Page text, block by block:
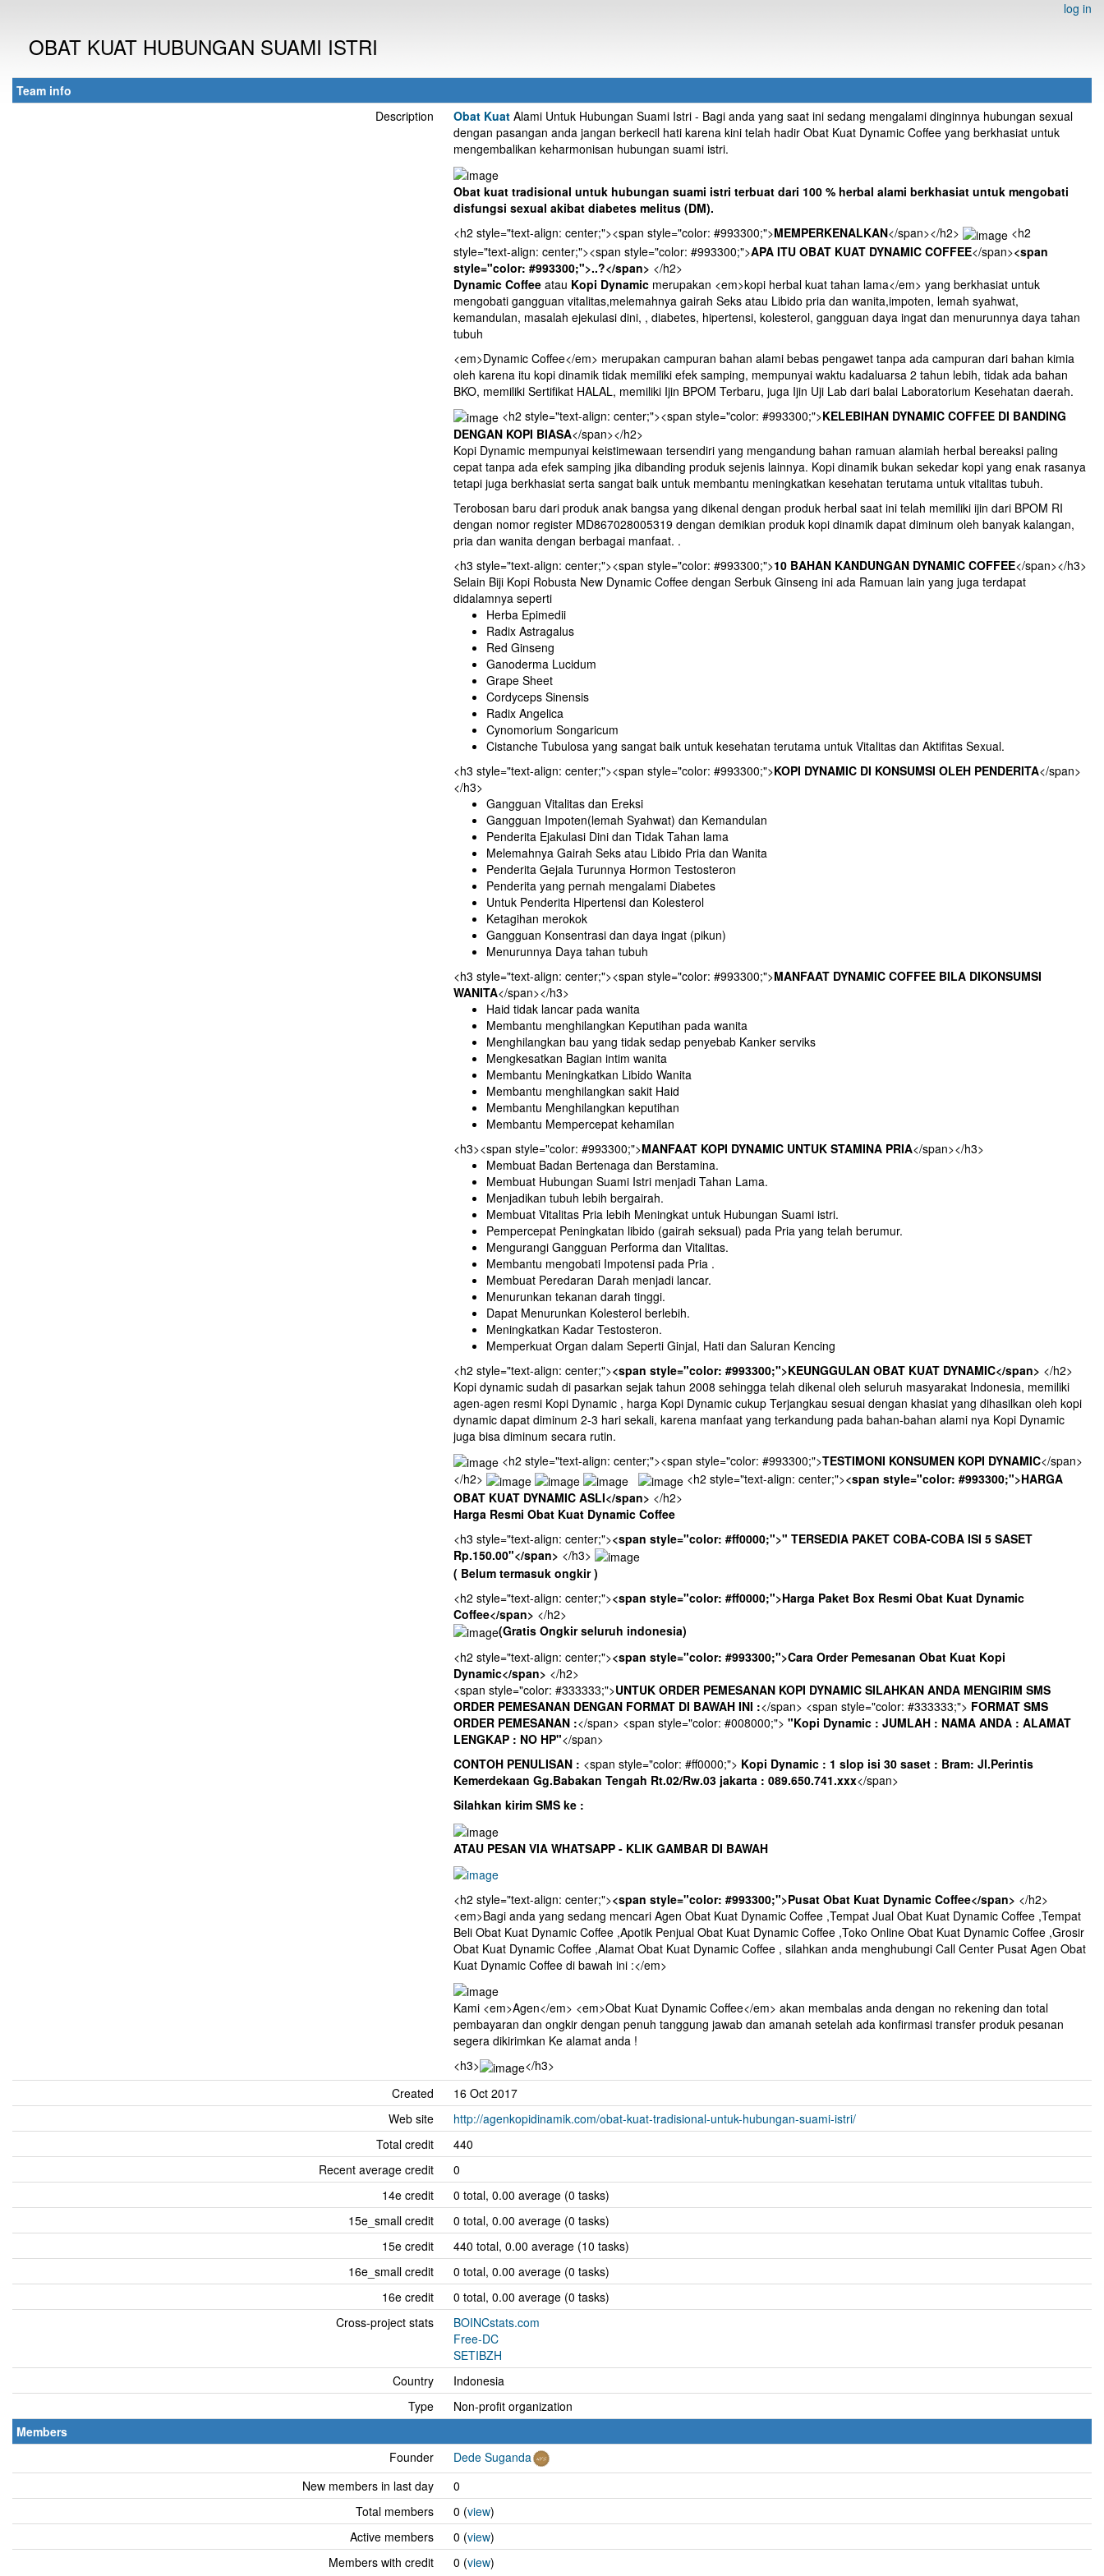
log in
OBAT KUAT HUBUNGAN SUAMI ISTRI
Team info
Description
Obat Kuat Alami Untuk Hubungan Suami Istri - Bagi anda yang saat ini sedang mengalami dinginnya hubungan sexual
dengan pasangan anda jangan berkecil hati karena kini telah hadir Obat Kuat Dynamic Coffee yang berkhasiat untuk
mengembalikan keharmonisan hubungan suami istri.
Obat kuat tradisional untuk hubungan suami istri terbuat dari 100 % herbal alami berkhasiat untuk mengobati
disfungsi sexual akibat diabetes melitus (DM).
<h2 style="text-align: center;"><span style="color: #993300;">MEMPERKENALKAN</span></h2>
<h2
style="text-align: center;"><span style="color: #993300;">APA ITU OBAT KUAT DYNAMIC COFFEE</span><span
style="color: #993300;">..?</span> </h2>
Dynamic Coffee atau Kopi Dynamic merupakan <em>kopi herbal kuat tahan lama</em> yang berkhasiat untuk
mengobati gangguan vitalitas,melemahnya gairah Seks atau Libido pria dan wanita,impoten, lemah syahwat,
kemandulan, masalah ejekulasi dini, , diabetes, hipertensi, kolesterol, gangguan daya ingat dan menurunnya daya tahan
tubuh
<em>Dynamic Coffee</em> merupakan campuran bahan alami bebas pengawet tanpa ada campuran dari bahan kimia
oleh karena itu kopi dinamik tidak memiliki efek samping, mempunyai waktu kadaluarsa 2 tahun lebih, tidak ada bahan
BKO, memiliki Sertifikat HALAL, memiliki Ijin BPOM Terbaru, juga Ijin Uji Lab dari balai Laboratorium Kesehatan daerah.
<h2 style="text-align: center;"><span style="color: #993300;">KELEBIHAN DYNAMIC COFFEE DI BANDING
DENGAN KOPI BIASA</span></h2>
Kopi Dynamic mempunyai keistimewaan tersendiri yang mengandung bahan ramuan alamiah herbal bereaksi paling
cepat tanpa ada efek samping jika dibanding produk sejenis lainnya. Kopi dinamik bukan sekedar kopi yang enak rasanya
tetapi juga berkhasiat serta sangat baik untuk membantu meningkatkan kesehatan terutama untuk vitalitas tubuh.
Terobosan baru dari produk anak bangsa yang dikenal dengan produk herbal saat ini telah memiliki ijin dari BPOM RI
dengan nomor register MD867028005319 dengan demikian produk kopi dinamik dapat diminum oleh banyak kalangan,
pria dan wanita dengan berbagai manfaat. .
<h3 style="text-align: center;"><span style="color: #993300;">10 BAHAN KANDUNGAN DYNAMIC COFFEE</span></h3>
Selain Biji Kopi Robusta New Dynamic Coffee dengan Serbuk Ginseng ini ada Ramuan lain yang juga terdapat
didalamnya seperti
Herba Epimedii
Radix Astragalus
Red Ginseng
Ganoderma Lucidum
Grape Sheet
Cordyceps Sinensis
Radix Angelica
Cynomorium Songaricum
Cistanche Tubulosa yang sangat baik untuk kesehatan terutama untuk Vitalitas dan Aktifitas Sexual.
<h3 style="text-align: center;"><span style="color: #993300;">KOPI DYNAMIC DI KONSUMSI OLEH PENDERITA</span>
</h3>
Gangguan Vitalitas dan Ereksi
Gangguan Impoten(lemah Syahwat) dan Kemandulan
Penderita Ejakulasi Dini dan Tidak Tahan lama
Melemahnya Gairah Seks atau Libido Pria dan Wanita
Penderita Gejala Turunnya Hormon Testosteron
Penderita yang pernah mengalami Diabetes
Untuk Penderita Hipertensi dan Kolesterol
Ketagihan merokok
Gangguan Konsentrasi dan daya ingat (pikun)
Menurunnya Daya tahan tubuh
<h3 style="text-align: center;"><span style="color: #993300;">MANFAAT DYNAMIC COFFEE BILA DIKONSUMSI
WANITA</span></h3>
Haid tidak lancar pada wanita
Membantu menghilangkan Keputihan pada wanita
Menghilangkan bau yang tidak sedap penyebab Kanker serviks
Mengkesatkan Bagian intim wanita
Membantu Meningkatkan Libido Wanita
Membantu menghilangkan sakit Haid
Membantu Menghilangkan keputihan
Membantu Mempercepat kehamilan
<h3><span style="color: #993300;">MANFAAT KOPI DYNAMIC UNTUK STAMINA PRIA</span></h3>
Membuat Badan Bertenaga dan Berstamina.
Membuat Hubungan Suami Istri menjadi Tahan Lama.
Menjadikan tubuh lebih bergairah.
Membuat Vitalitas Pria lebih Meningkat untuk Hubungan Suami istri.
Pempercepat Peningkatan libido (gairah seksual) pada Pria yang telah berumur.
Mengurangi Gangguan Performa dan Vitalitas.
Membantu mengobati Impotensi pada Pria .
Membuat Peredaran Darah menjadi lancar.
Menurunkan tekanan darah tinggi.
Dapat Menurunkan Kolesterol berlebih.
Meningkatkan Kadar Testosteron.
Memperkuat Organ dalam Seperti Ginjal, Hati dan Saluran Kencing
<h2 style="text-align: center;"><span style="color: #993300;">KEUNGGULAN OBAT KUAT DYNAMIC</span> </h2>
Kopi dynamic sudah di pasarkan sejak tahun 2008 sehingga telah dikenal oleh seluruh masyarakat Indonesia, memiliki
agen-agen resmi Kopi Dynamic , harga Kopi Dynamic cukup Terjangkau sesuai dengan khasiat yang dihasilkan oleh kopi
dynamic dapat diminum 2-3 hari sekali, karena manfaat yang terkandung pada bahan-bahan alami nya Kopi Dynamic
juga bisa diminum secara rutin.
<h2 style="text-align: center;"><span style="color: #993300;">TESTIMONI KONSUMEN KOPI DYNAMIC</span>
</h2>
<h2 style="text-align: center;"><span style="color: #993300;">HARGA
OBAT KUAT DYNAMIC ASLI</span> </h2>
Harga Resmi Obat Kuat Dynamic Coffee
<h3 style="text-align: center;"><span style="color: #ff0000;">" TERSEDIA PAKET COBA-COBA ISI 5 SASET
Rp.150.00"</span> </h3>
( Belum termasuk ongkir )
<h2 style="text-align: center;"><span style="color: #ff0000;">Harga Paket Box Resmi Obat Kuat Dynamic
Coffee</span> </h2>
(Gratis Ongkir seluruh indonesia)
<h2 style="text-align: center;"><span style="color: #993300;">Cara Order Pemesanan Obat Kuat Kopi
Dynamic</span> </h2>
<span style="color: #333333;">UNTUK ORDER PEMESANAN KOPI DYNAMIC SILAHKAN ANDA MENGIRIM SMS
ORDER PEMESANAN DENGAN FORMAT DI BAWAH INI :</span> <span style="color: #333333;"> FORMAT SMS
ORDER PEMESANAN :</span> <span style="color: #008000;"> "Kopi Dynamic : JUMLAH : NAMA ANDA : ALAMAT
LENGKAP : NO HP"</span>
CONTOH PENULISAN : <span style="color: #ff0000;"> Kopi Dynamic : 1 slop isi 30 saset : Bram: Jl.Perintis
Kemerdekaan Gg.Babakan Tengah Rt.02/Rw.03 jakarta : 089.650.741.xxx</span>
Silahkan kirim SMS ke :
ATAU PESAN VIA WHATSAPP - KLIK GAMBAR DI BAWAH
<h2 style="text-align: center;"><span style="color: #993300;">Pusat Obat Kuat Dynamic Coffee</span> </h2>
<em>Bagi anda yang sedang mencari Agen Obat Kuat Dynamic Coffee ,Tempat Jual Obat Kuat Dynamic Coffee ,Tempat
Beli Obat Kuat Dynamic Coffee ,Apotik Penjual Obat Kuat Dynamic Coffee ,Toko Online Obat Kuat Dynamic Coffee ,Grosir
Obat Kuat Dynamic Coffee ,Alamat Obat Kuat Dynamic Coffee , silahkan anda menghubungi Call Center Pusat Agen Obat
Kuat Dynamic Coffee di bawah ini :</em>
Kami <em>Agen</em> <em>Obat Kuat Dynamic Coffee</em> akan membalas anda dengan no rekening dan total
pembayaran dan ongkir dengan penuh tanggung jawab dan amanah setelah ada konfirmasi transfer produk pesanan
segera dikirimkan Ke alamat anda !
<h3>
</h3>
Created
16 Oct 2017
Web site
http://agenkopidinamik.com/obat-kuat-tradisional-untuk-hubungan-suami-istri/
Total credit
440
Recent average credit
0
14e credit
0 total, 0.00 average (0 tasks)
15e_small credit
0 total, 0.00 average (0 tasks)
15e credit
440 total, 0.00 average (10 tasks)
16e_small credit
0 total, 0.00 average (0 tasks)
16e credit
0 total, 0.00 average (0 tasks)
Cross-project stats
BOINCstats.com
Free-DC
SETIBZH
Country
Indonesia
Type
Non-profit organization
Members
Founder
Dede Suganda
New members in last day
0
Total members
0 (view)
Active members
0 (view)
Members with credit
0 (view)